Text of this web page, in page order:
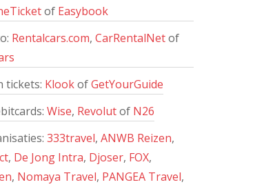
of Easybook
Rentalcars.com, CarRentalNetof
tickets: KlookofGetYourGuide
Wise, Revolutof N26
333travel, ANWB Reizen,
, De Jong Intra, Djoser, FOX,
, Nomaya Travel, PANGEA Travel,